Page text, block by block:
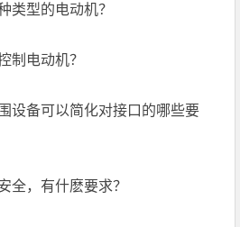
型的电动机？
电动机？
备可以简化对接口的哪些要
，有什麽要求？